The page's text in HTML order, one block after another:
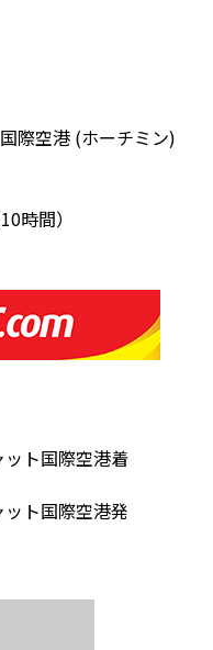
際空港 (ホーチミン)
時間）
ト国際空港着
ト国際空港発